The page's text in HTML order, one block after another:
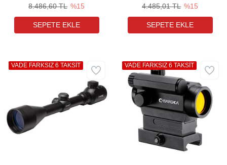
8.486,60 TL %15 4.485,01 TL %15
VADE FARKSIZ 6 TAKSİT VADE FARKSIZ 6 TAKSİT